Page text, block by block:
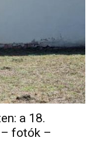
a 18.
– fotók –